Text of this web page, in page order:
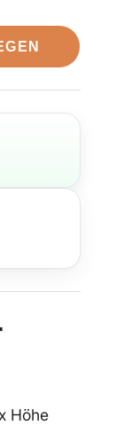
Höhe